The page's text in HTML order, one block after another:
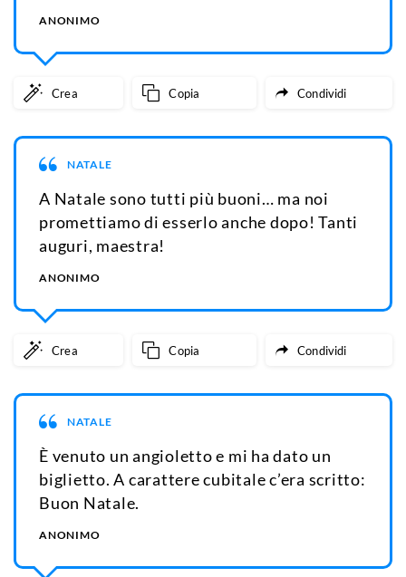
ANONIMO
Crea Copia Condividi
NATALE
A Natale sono tutti più buoni… ma noi
promettiamo di esserlo anche dopo! Tanti
auguri, maestra!
ANONIMO
Crea Copia Condividi
NATALE
È venuto un angioletto e mi ha dato un
biglietto. A carattere cubitale c’era scritto:
Buon Natale.
ANONIMO